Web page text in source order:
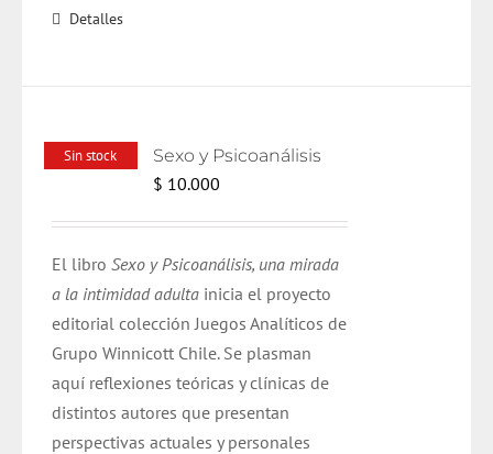
Detalles
Sin stock Sexo y Psicoanálisis
$ 10.000
El libroSexo y Psicoanálisis, una mirada
a la intimidad adulta inicia el proyecto
editorial colección Juegos Analíticos de
Grupo Winnicott Chile. Se plasman
aquí reflexiones teóricas y clínicas de
distintos autores que presentan
perspectivas actuales y personales